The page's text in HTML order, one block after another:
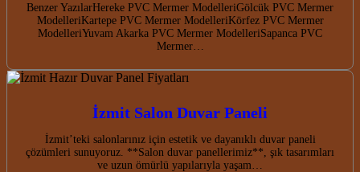
Benzer YazılarHereke PVC Mermer ModelleriGölcük PVC Mermer
ModelleriKartepe PVC Mermer ModelleriKörfez PVC Mermer
ModelleriYuvam Akarka PVC Mermer ModelleriSapanca PVC
Mermer…
İzmit Salon Duvar Paneli
İzmit’teki salonlarınız için estetik ve dayanıklı duvar paneli
çözümleri sunuyoruz. **Salon duvar panellerimiz**, şık tasarımları
ve uzun ömürlü yapılarıyla yaşam…